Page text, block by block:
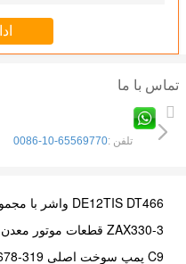
تماس با ما
تلفن :0086-10-65569770
DE12TIS DT466 واشر با مجموعه کیت تعمیر موتور موتور بیل داوو
ZAX330-3 قطعات موتور معدن 6HK1 پمپ سوخت 8-98091565-0 294050-0102
C9 پمپ سوخت اصلی 319-0678 برای قطعات موتور دیزل Excavator